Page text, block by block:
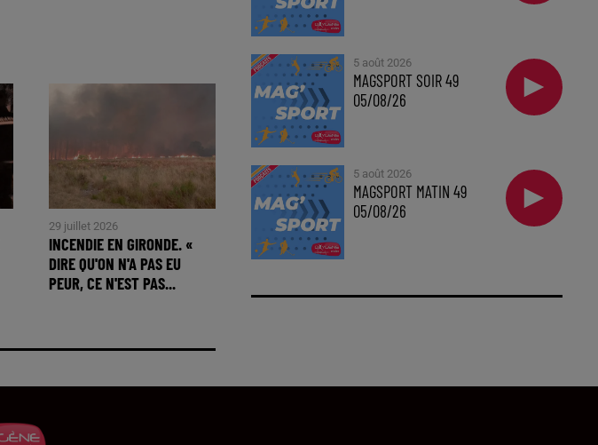
29 juillet 2026
INCENDIE EN GIRONDE. «
DIRE QU'ON N'A PAS EU
PEUR, CE N'EST PAS...
5 août 2026
MAGSPORT SOIR 49
05/08/26
5 août 2026
MAGSPORT MATIN 49
05/08/26